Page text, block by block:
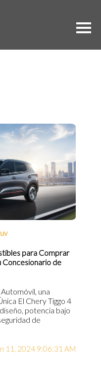
para Comprar
Concesionario de
una
El Chery Tiggo 4
potencia bajo
de
11, 2024 9:06:31 AM